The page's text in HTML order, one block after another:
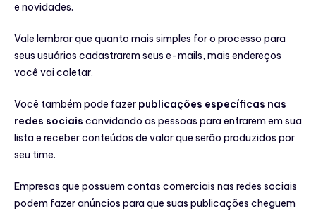
e novidades.
Vale lembrar que quanto mais simples for o processo para
seus usuários cadastrarem seus e-mails, mais endereços
você vai coletar.
Você também pode fazer publicações específicas nas
redes sociais convidando as pessoas para entrarem em sua
lista e receber conteúdos de valor que serão produzidos por
seu time.
Empresas que possuem contas comerciais nas redes sociais
podem fazer anúncios para que suas publicações cheguem